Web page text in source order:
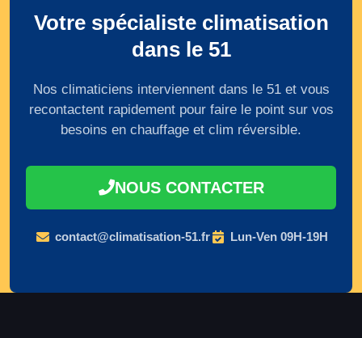
Votre spécialiste climatisation
dans le 51
Nos climaticiens interviennent dans le 51 et vous
recontactent rapidement pour faire le point sur vos
besoins en chauffage et clim réversible.
NOUS CONTACTER
contact@climatisation-51.fr Lun-Ven 09H-19H